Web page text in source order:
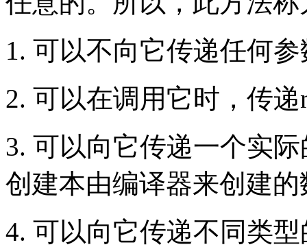
1. 可以不向它传递任何参
2. 可以在调用它时，传
3. 可以向它传递一个实
创建本由编译器来创建的
4. 可以向它传递不同类